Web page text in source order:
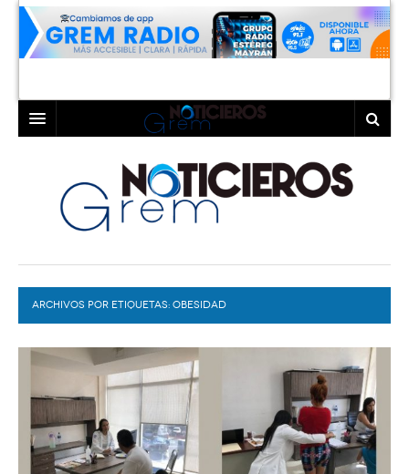
LAGUNA
TORREÓN
GÓMEZ PALACIO
LERDO
COAHUILA
DURANGO
DEPORTES
EL EXACTO
EXA INFORMA
GLOBO
CONTEXTOS
DIÁLOGOS CON LA HISTORIA
COLABORADORES
PC29
ACTUALIDADES GREM
ARCHIVOS POR ETIQUETAS: OBESIDAD